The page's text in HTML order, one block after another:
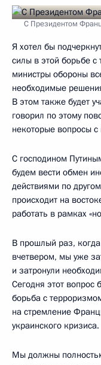
С Президентом
Я хотел бы
силы в этой борьбе
министры обороны
необходимые
В этом также будет
говорил по этому
некоторые вопросы
С господином
будем вести обмен
действиями по
происходит на
работать в рамках
В прошлый раз,
вчетвером, мы уже
и затронули
Сегодня этот
борьба с
на стремление
украинского кризиса.
Мы должны